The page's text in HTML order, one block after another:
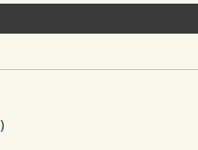
)